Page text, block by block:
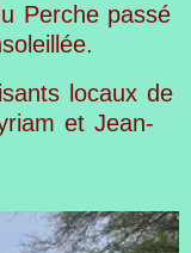
Perche passé
locaux de
et Jean-